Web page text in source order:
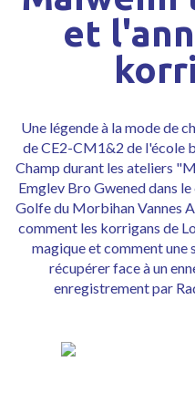
et
Une légende à la mode de
de CE2-CM1&2 de l'école
Champ durant les ateliers
Emglev Bro Gwened dans
Golfe du Morbihan Vannes
comment les korrigans de
magique et comment une
récupérer face à un
enregistrement par